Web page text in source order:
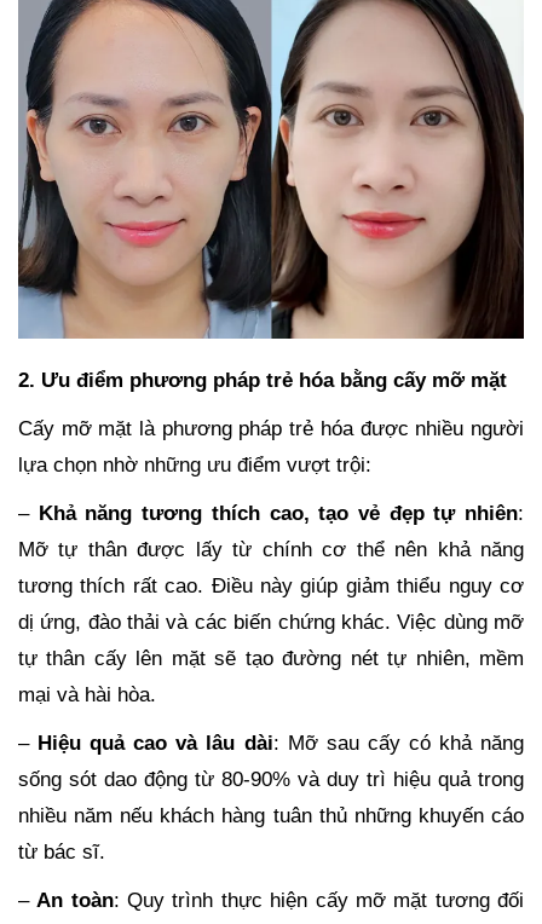
2. Ưu điểm phương pháp trẻ hóa bằng cấy mỡ mặt
Cấy mỡ mặt là phương pháp trẻ hóa được nhiều người
lựa chọn nhờ những ưu điểm vượt trội:
– Khả năng tương thích cao, tạo vẻ đẹp tự nhiên:
Mỡ tự thân được lấy từ chính cơ thể nên khả năng
tương thích rất cao. Điều này giúp giảm thiểu nguy cơ
dị ứng, đào thải và các biến chứng khác. Việc dùng mỡ
tự thân cấy lên mặt sẽ tạo đường nét tự nhiên, mềm
mại và hài hòa.
– Hiệu quả cao và lâu dài: Mỡ sau cấy có khả năng
sống sót dao động từ 80-90% và duy trì hiệu quả trong
nhiều năm nếu khách hàng tuân thủ những khuyến cáo
từ bác sĩ.
–An toàn: Quy trình thực hiện cấy mỡ mặt tương đối